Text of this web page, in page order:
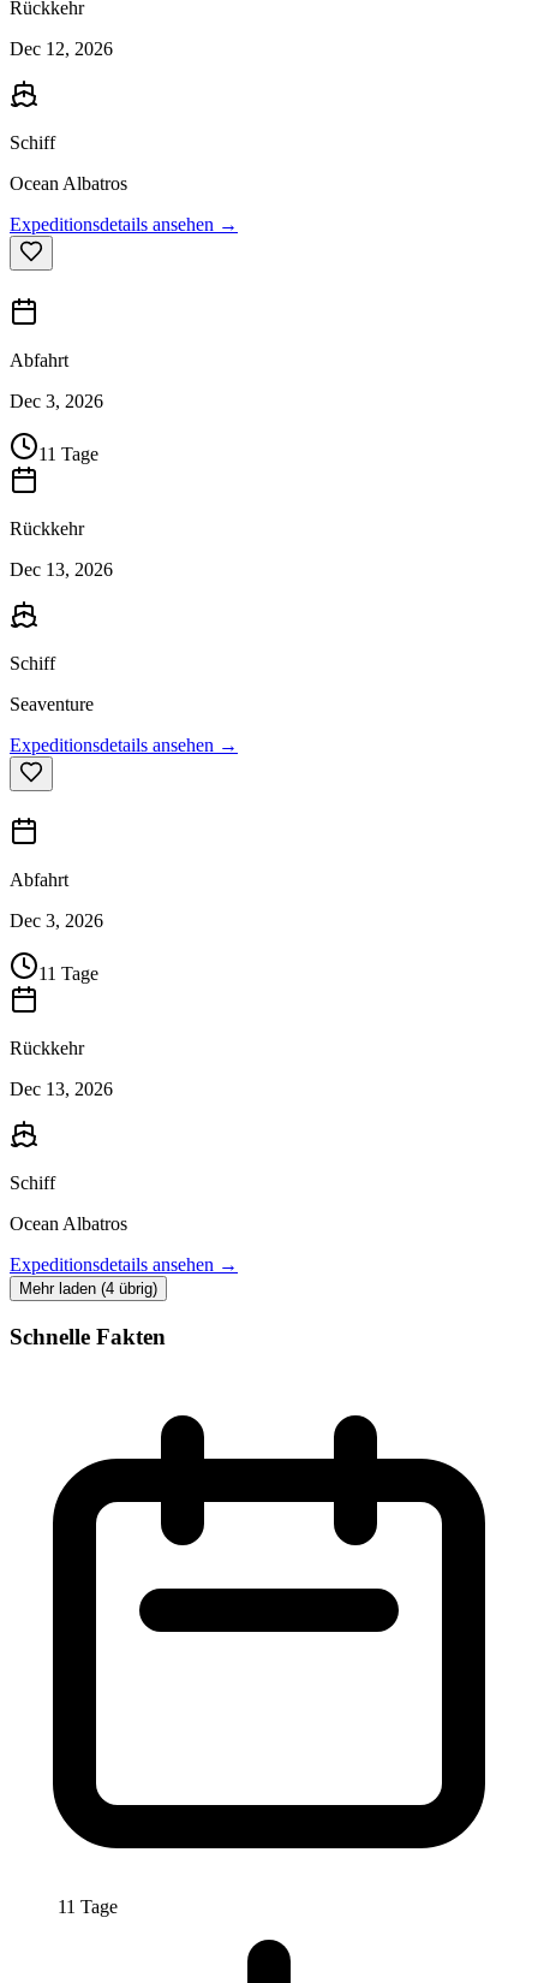
Rückkehr
Dec 12, 2026
Schiff
Ocean Albatros
Expeditionsdetails ansehen →
Abfahrt
Dec 3, 2026
11 Tage
Rückkehr
Dec 13, 2026
Schiff
Seaventure
Expeditionsdetails ansehen →
Abfahrt
Dec 3, 2026
11 Tage
Rückkehr
Dec 13, 2026
Schiff
Ocean Albatros
Expeditionsdetails ansehen →
Mehr laden (4 übrig)
Schnelle Fakten
11 Tage